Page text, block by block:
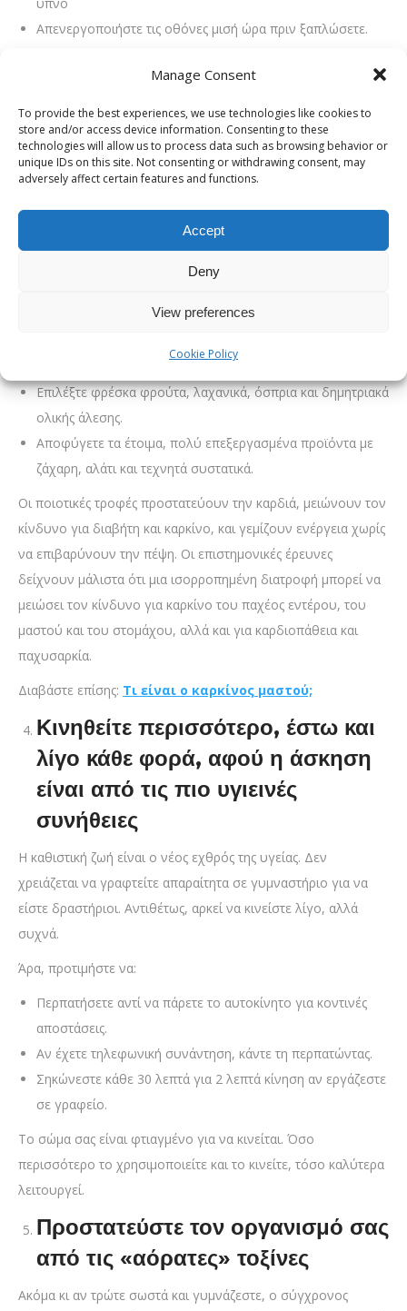
Manage Consent
To provide the best experiences, we use technologies like cookies to
store and/or access device information. Consenting to these
technologies will allow us to process data such as browsing behavior or
unique IDs on this site. Not consenting or withdrawing consent, may
adversely affect certain features and functions.
Accept
Deny
View preferences
Cookie Policy
ύπνο
Απενεργοποιήστε τις οθόνες μισή ώρα πριν ξαπλώσετε.
υπνική άπνοια. Σε αυτή την περίπτωση, είναι σημαντικό να
αξιολογήσει την κατάσταση ένας
Χειρουργός ΩΡΛ
Μπορεί να σας ενδιαφέρει: Οι Καλύτεροι Χειρουργοί ΩΡΛ
στην Ελλάδα το 2025
καθώς η ισορροπημένη
διατροφή είναι από τις πιο
νιώθετε. Οι υγιεινές συνήθειες ξεκινούν από το πιάτο σας:
Επιλέξτε φρέσκα φρούτα, λαχανικά, όσπρια και δημητριακά
ολικής άλεσης.
Αποφύγετε τα έτοιμα, πολύ επεξεργασμένα προϊόντα με
ζάχαρη, αλάτι και τεχνητά συστατικά.
Οι ποιοτικές τροφές προστατεύουν την καρδιά, μειώνουν τον
κίνδυνο για διαβήτη και καρκίνο, και γεμίζουν ενέργεια χωρίς
να επιβαρύνουν την πέψη. Οι επιστημονικές έρευνες
δείχνουν μάλιστα ότι μια ισορροπημένη διατροφή μπορεί να
μειώσει τον κίνδυνο για καρκίνο του παχέος εντέρου, του
μαστού και του στομάχου, αλλά και για καρδιοπάθεια και
παχυσαρκία.
Διαβάστε επίσης: Τι είναι ο καρκίνος μαστού;
Κινηθείτε περισσότερο, έστω και
λίγο κάθε φορά, αφού η άσκηση
είναι από τις πιο υγιεινές
συνήθειες
Η καθιστική ζωή είναι ο νέος εχθρός της υγείας. Δεν
χρειάζεται να γραφτείτε απαραίτητα σε γυμναστήριο για να
είστε δραστήριοι. Αντιθέτως, αρκεί να κινείστε λίγο, αλλά
συχνά.
Άρα, προτιμήστε να:
Περπατήσετε αντί να πάρετε το αυτοκίνητο για κοντινές
αποστάσεις.
Αν έχετε τηλεφωνική συνάντηση, κάντε τη περπατώντας.
Σηκώνεστε κάθε 30 λεπτά για 2 λεπτά κίνηση αν εργάζεστε
σε γραφείο.
Το σώμα σας είναι φτιαγμένο για να κινείται. Όσο
περισσότερο το χρησιμοποιείτε και το κινείτε, τόσο καλύτερα
λειτουργεί.
Προστατεύστε τον οργανισμό σας
από τις «αόρατες» τοξίνες
Ακόμα κι αν τρώτε σωστά και γυμνάζεστε, ο σύγχρονος